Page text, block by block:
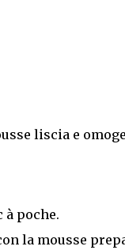
liscia e
poche.
la mousse